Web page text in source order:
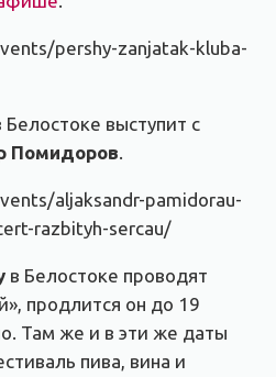
pershy-zanjatak-kluba-
Белостоке выступит с
Помидоров
aljaksandr-pamidorau-
razbityh-sercau/
в Белостоке проводят
продлится он до 19
Там же и в эти же даты
пива, вина и